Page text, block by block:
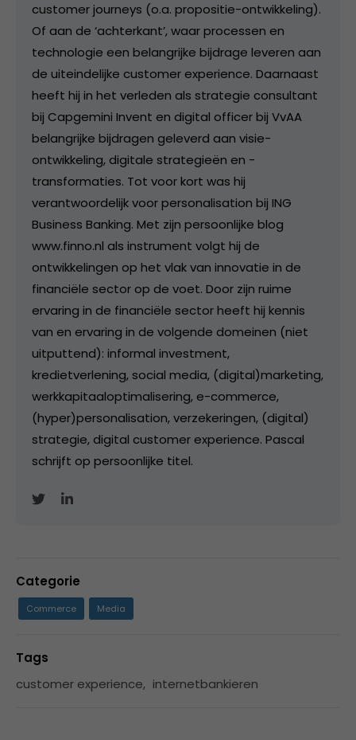
customer journeys (o.a. propositie-ontwikkeling).
Of aan de ‘achterkant’, waar processen en
technologie een belangrijke bijdrage leveren aan
de uiteindelijke customer experience. Daarnaast
heeft hij in het verleden als strategie consultant
bij Capgemini Invent en digital officer bij VvAA
belangrijke bijdragen geleverd aan visie-
ontwikkeling, digitale strategieën en -
transformaties. Tot voor kort was hij
verantwoordelijk voor personalisation bij ING
Business Banking. Met zijn persoonlijke blog
www.finno.nl als instrument volgt hij de
ontwikkelingen op het vlak van innovatie in de
financiële sector op de voet. Door zijn ruime
ervaring in de financiële sector heeft hij kennis
van en ervaring in de volgende domeinen (niet
uitputtend): informal investment,
kredietverlening, social media, (digital)marketing,
werkkapitaaloptimalisering, e-commerce,
(hyper)personalisation, verzekeringen, (digital)
strategie, digital customer experience. Pascal
schrijft op persoonlijke titel.
Categorie
Commerce Media
Tags
customer experience, internetbankieren